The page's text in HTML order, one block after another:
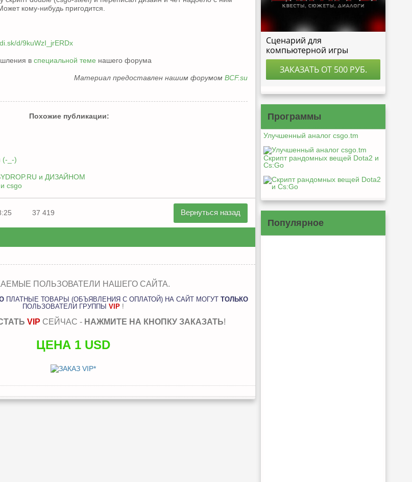
кому-нибудь пригодится.
d/9kuWzI_jrERDx
в специальной теме нашего форума
Материал предоставлен нашим форумом BCF.su
Похожие публикации:
(-_-)
и ДИЗАЙНОМ
csgo
37 419 Вернуться назад
ПОЛЬЗОВАТЕЛИ НАШЕГО САЙТА.
ПЛАТНЫЕ ТОВАРЫ (ОБЪЯВЛЕНИЯ С ОПЛАТОЙ) НА САЙТ МОГУТ ТОЛЬКО
ПОЛЬЗОВАТЕЛИ ГРУППЫ VIP !
VIP СЕЙЧАС - НАЖМИТЕ НА КНОПКУ ЗАКАЗАТЬ!
ЦЕНА 1 USD
Программы
Улучшенный аналог csgo.tm
Скрипт рандомных вещей Dota2 и
Cs:Go
Популярное